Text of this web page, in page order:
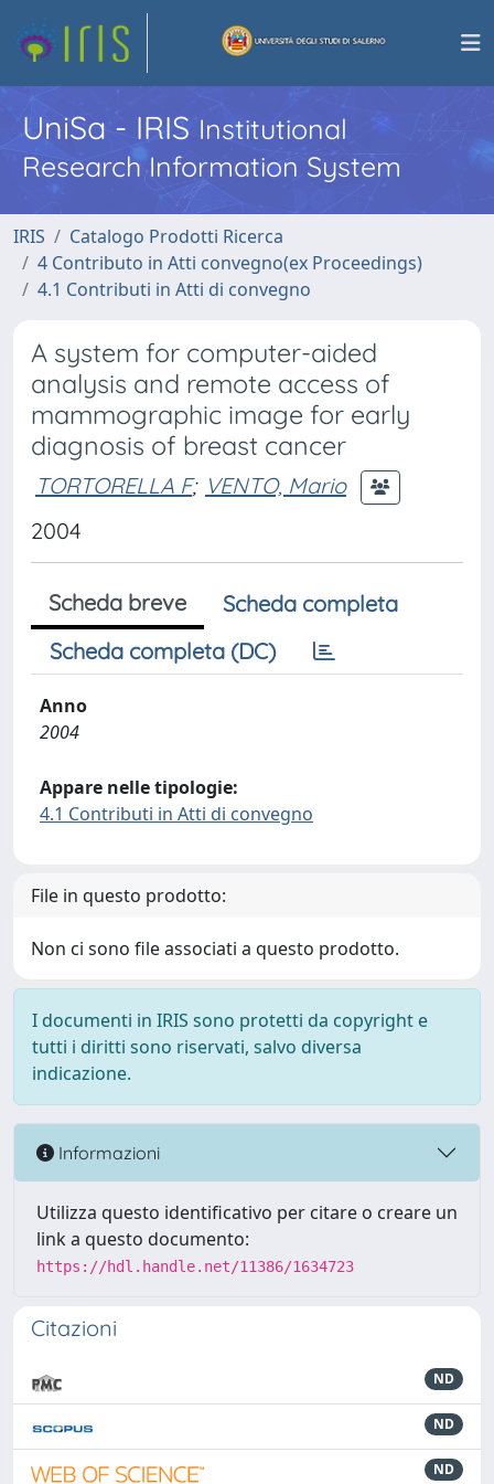
UniSa - IRISInstitutional
Research Information System
IRIS
Catalogo Prodotti Ricerca
4 Contributo in Atti convegno(ex Proceedings)
4.1 Contributi in Atti di convegno
A system for computer-aided
analysis and remote access of
mammographic image for early
diagnosis of breast cancer
TORTORELLA F; VENTO, Mario
2004
Scheda breve
Scheda completa
Scheda completa (DC)
Anno
2004
Appare nelle tipologie:
4.1 Contributi in Atti di convegno
File in questo prodotto:
Non ci sono file associati a questo prodotto.
I documenti in IRIS sono protetti da copyright e
tutti i diritti sono riservati, salvo diversa
indicazione.
Informazioni
Utilizza questo identificativo per citare o creare un
link a questo documento:
https://hdl.handle.net/11386/1634723
Citazioni
ND
ND
ND